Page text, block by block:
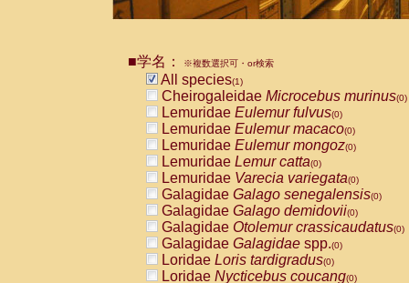
■学名： ※複数選択可・or検索
All species(1)
Cheirogaleidae Microcebus murinus(0)
Lemuridae Eulemur fulvus(0)
Lemuridae Eulemur macaco(0)
Lemuridae Eulemur mongoz(0)
Lemuridae Lemur catta(0)
Lemuridae Varecia variegata(0)
Galagidae Galago senegalensis(0)
Galagidae Galago demidovii(0)
Galagidae Otolemur crassicaudatus(0)
Galagidae Galagidae spp.(0)
Loridae Loris tardigradus(0)
Loridae Nycticebus coucang(0)